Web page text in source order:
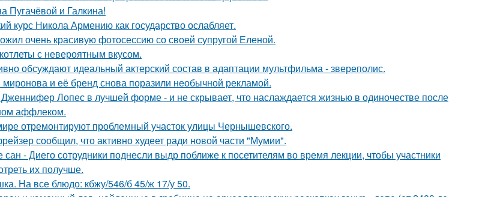
Пугачёвой и Галкина!
курс Никола Армению как государство ослабляет.
очень красивую фотосессию со своей супругой Еленой.
с невероятным вкусом.
обсуждают идеальный актерский состав в адаптации мультфильма - звереполис.
миронова и её бренд снова поразили необычной рекламой.
Лопес в лучшей форме - и не скрывает, что наслаждается жизнью в одиночестве после
аффлеком.
отремонтируют проблемный участок улицы Чернышевского.
сообщил, что активно худеет ради новой части "Мумии".
сан - Диего сотрудники поднесли выдр поближе к посетителям во время лекции, чтобы участники
их получше.
На все блюдо: кбжу/546/б 45/ж 17/у 50.